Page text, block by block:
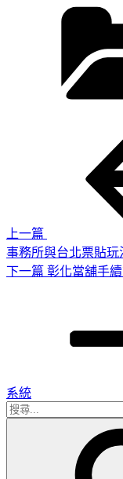
上一篇
事務所與台北票貼
下
下一篇 彰化當舖手
系統
搜